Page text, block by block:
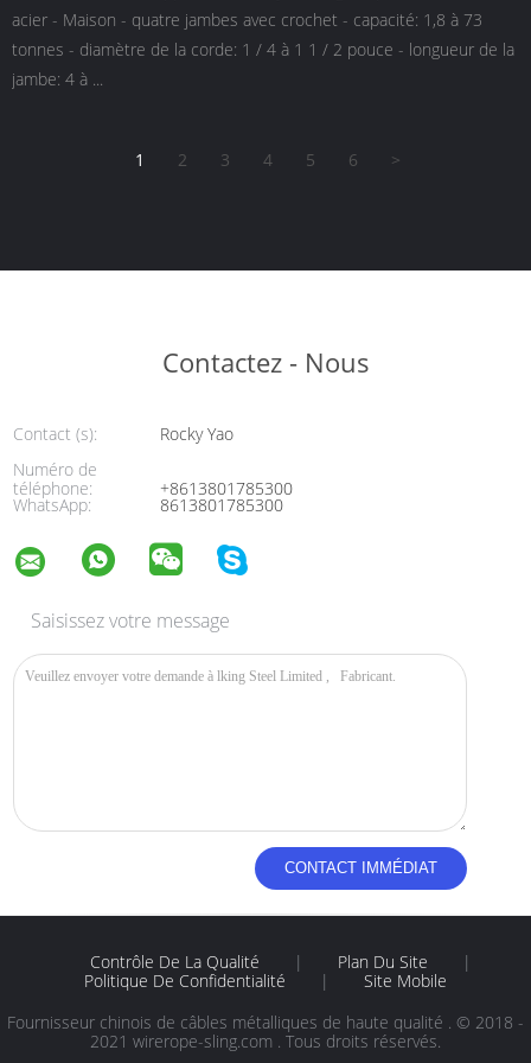
acier - Maison - quatre jambes avec crochet - capacité: 1,8 à 73
tonnes - diamètre de la corde: 1 / 4 à 1 1 / 2 pouce - longueur de la
jambe: 4 à ...
1 2 3 4 5 6 >
Contactez - Nous
Contact (s):
Rocky Yao
Numéro de
téléphone:
+8613801785300
WhatsApp: 8613801785300
Saisissez votre message
Contrôle De La Qualité | Plan Du Site
|
Politique De Confidentialité
|
Site Mobile
Fournisseur chinois de câbles métalliques de haute qualité . © 2018 -
2021 wirerope-sling.com . Tous droits réservés.